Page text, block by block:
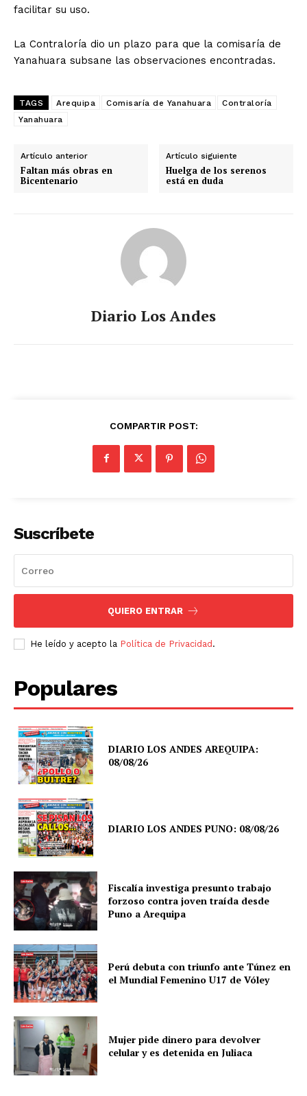
facilitar su uso.
La Contraloría dio un plazo para que la comisaría de
Yanahuara subsane las observaciones encontradas.
TAGS Arequipa Comisaría de Yanahuara
Contraloría
Yanahuara
Artículo anterior
Faltan más obras en
Bicentenario
Artículo siguiente
Huelga de los serenos
está en duda
Diario Los Andes
COMPARTIR POST:
Suscríbete
QUIERO ENTRAR
He leído y acepto la Política de Privacidad.
Populares
DIARIO LOS ANDES AREQUIPA:
08/08/26
DIARIO LOS ANDES PUNO: 08/08/26
Fiscalía investiga presunto trabajo
forzoso contra joven traída desde
Puno a Arequipa
Perú debuta con triunfo ante Túnez en
el Mundial Femenino U17 de Vóley
Mujer pide dinero para devolver
celular y es detenida en Juliaca